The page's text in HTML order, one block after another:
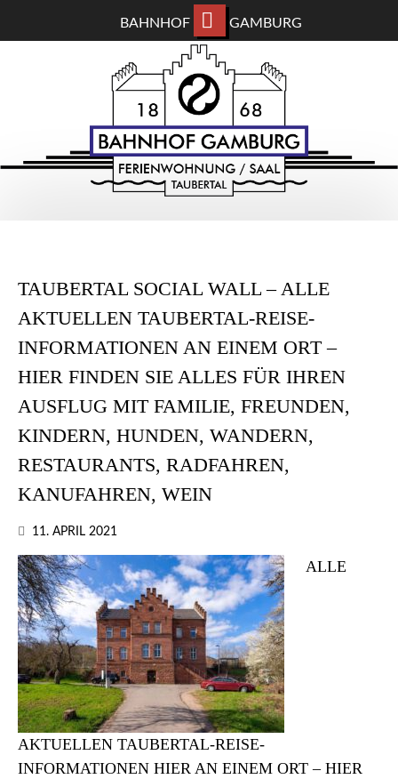
BAHNHOF GAMBURG
BAHNHOF GAMBURG
Ferienwohnung und Eventsaal im Taubertal
TAUBERTAL SOCIAL WALL – ALLE
AKTUELLEN TAUBERTAL-REISE-
INFORMATIONEN AN EINEM ORT –
HIER FINDEN SIE ALLES FÜR IHREN
AUSFLUG MIT FAMILIE, FREUNDEN,
KINDERN, HUNDEN, WANDERN,
RESTAURANTS, RADFAHREN,
KANUFAHREN, WEIN
11. APRIL 2021
ALLE
AKTUELLEN TAUBERTAL-REISE-
INFORMATIONEN HIER AN EINEM ORT – HIER